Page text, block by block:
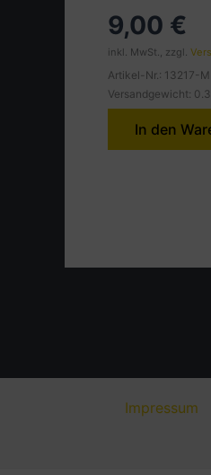
9,00 €
inkl. MwSt., zzgl.
Artikel-Nr.: 13217-
Versandgewicht:
In den
Impressum